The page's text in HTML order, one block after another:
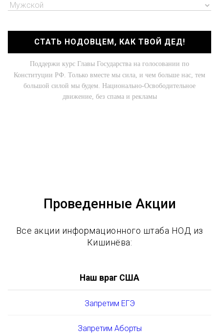
СТАТЬ НОДОВЦЕМ, КАК ТВОЙ ДЕД!
Поддержи курс Главы Государства на голосовании по
Конституции РФ. Только вместе мы сила, и чем больше нас, тем
большой силой мы будем. Национально-Освободительное
движение, без спама и рекламы
Проведенные Акции
Все акции информационного штаба НОД из
Кишинёва:
Наш враг США
Запретим ЕГЭ
Запретим Аборты